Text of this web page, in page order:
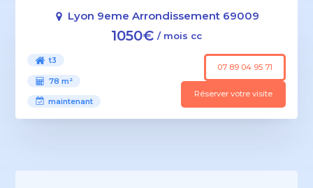
Lyon 9eme Arrondissement 69009
1050€ / mois cc
t3
78 m²
maintenant
07 89 04 95 71
Réserver votre visite